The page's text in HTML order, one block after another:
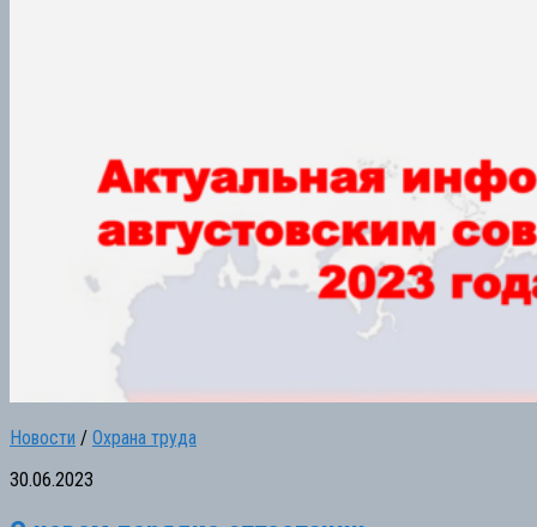
Новости / Охрана труда
30.06.2023